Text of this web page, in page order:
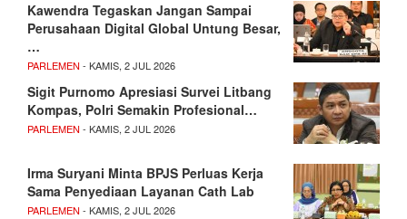
Kawendra Tegaskan Jangan Sampai
Perusahaan Digital Global Untung Besar,
…
PARLEMEN - KAMIS, 2 JUL 2026
Sigit Purnomo Apresiasi Survei Litbang
Kompas, Polri Semakin Profesional…
PARLEMEN - KAMIS, 2 JUL 2026
Irma Suryani Minta BPJS Perluas Kerja
Sama Penyediaan Layanan Cath Lab
PARLEMEN - KAMIS, 2 JUL 2026